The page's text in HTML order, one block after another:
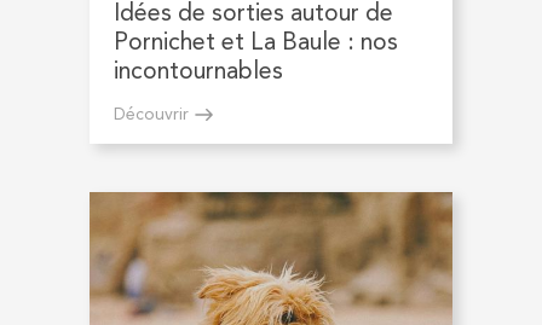
Idées de sorties autour de
Pornichet et La Baule : nos
incontournables
Découvrir